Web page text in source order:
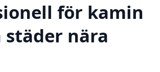
för kamin
städer nära